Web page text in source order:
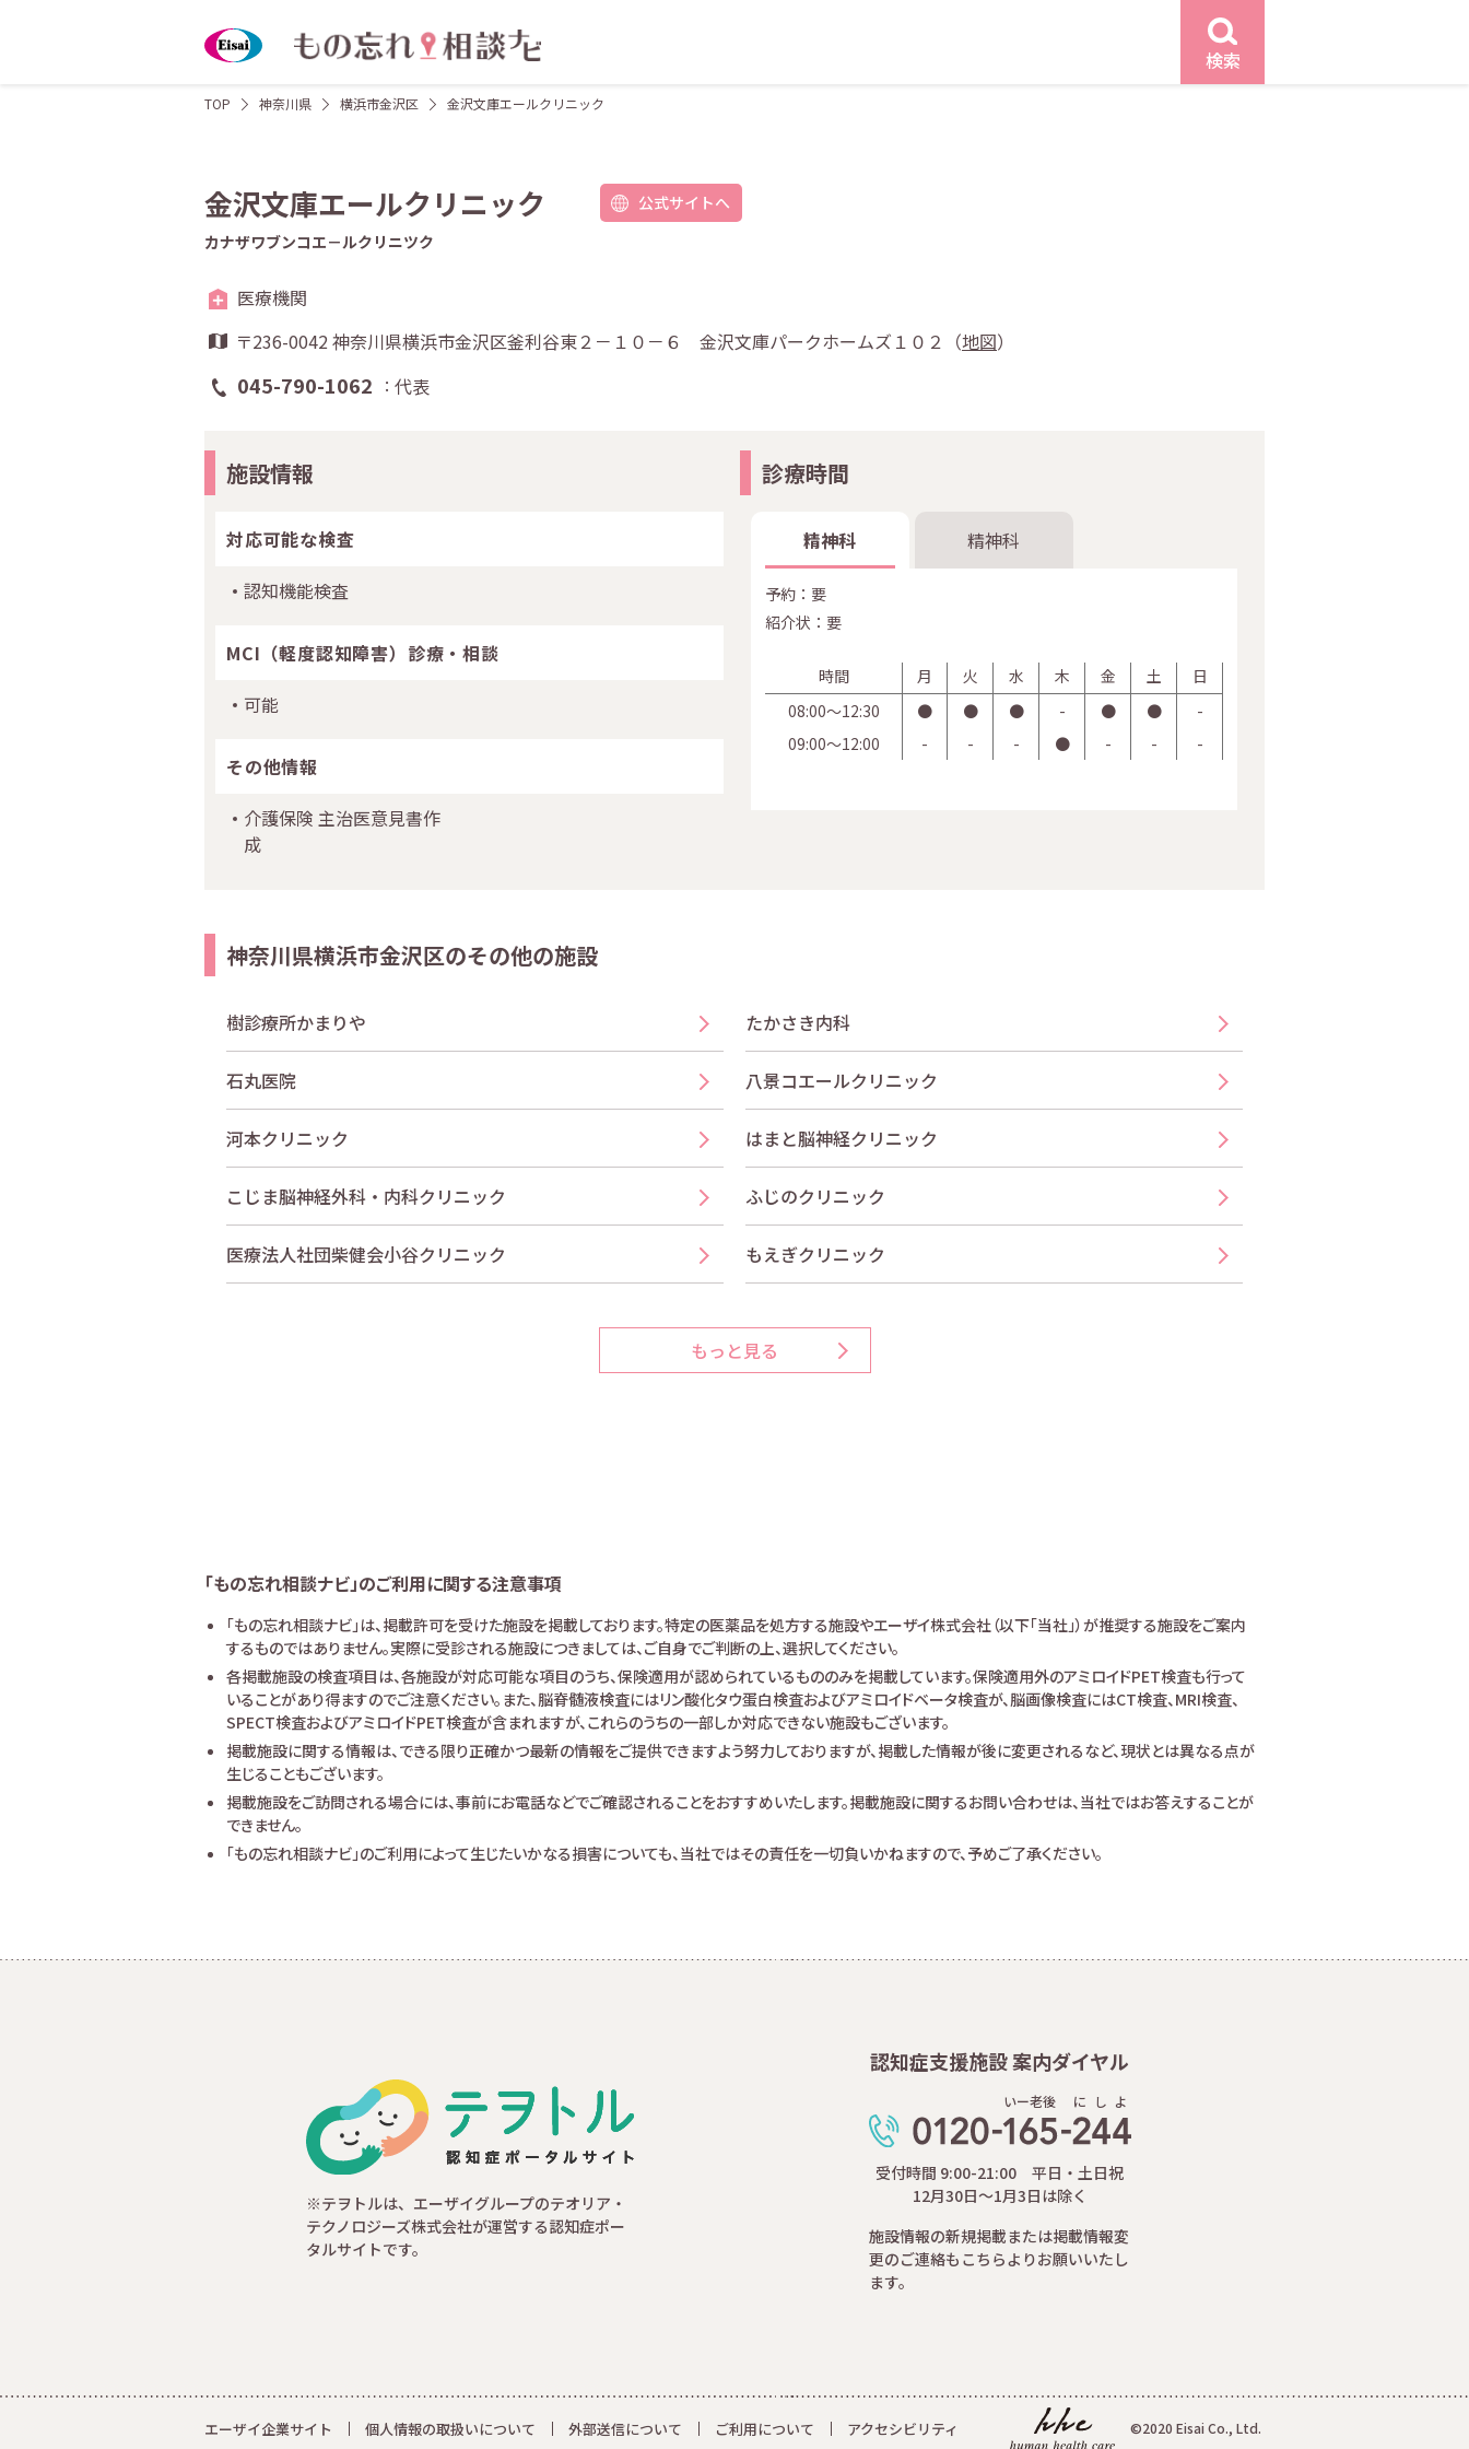
検索
TOP 神奈川県 横浜市金沢区 金沢文庫エールクリニック
金沢文庫エールクリニック
公式サイトへ
カナザワブンコエ－ルクリニツク
医療機関
〒236-0042 神奈川県横浜市金沢区釜利谷東２－１０－６ 金沢文庫パークホームズ１０２（地図）
045-790-1062 代表
施設情報
対応可能な検査
認知機能検査
MCI（軽度認知障害）診療・相談
可能
その他情報
介護保険 主治医意見書作
成
診療時間
精神科 精神科
予約：要
紹介状：要
時間 月 火 水 木 金 土
日
08:00〜12:30
● ● ● - ● ●
-
09:00〜12:00
- - - ● - - -
神奈川県横浜市金沢区のその他の施設
樹診療所かまりや
石丸医院
河本クリニック
こじま脳神経外科・内科クリニック
医療法人社団柴健会小谷クリニック
たかさき内科
八景コエールクリニック
はまと脳神経クリニック
ふじのクリニック
もえぎクリニック
もっと見る
「もの忘れ相談ナビ」のご利用に関する注意事項
「もの忘れ相談ナビ」は、掲載許可を受けた施設を掲載しております。特定の医薬品を処方する施設やエーザイ株式会社（以下「当社」）が推奨する施設をご案内
するものではありません。実際に受診される施設につきましては、ご自身でご判断の上、選択してください。
各掲載施設の検査項目は、各施設が対応可能な項目のうち、保険適用が認められているもののみを掲載しています。保険適用外のアミロイドPET検査も行って
いることがあり得ますのでご注意ください。また、脳脊髄液検査にはリン酸化タウ蛋白検査およびアミロイドベータ検査が、脳画像検査にはCT検査、MRI検査、
SPECT検査およびアミロイドPET検査が含まれますが、これらのうちの一部しか対応できない施設もございます。
掲載施設に関する情報は、できる限り正確かつ最新の情報をご提供できますよう努力しておりますが、掲載した情報が後に変更されるなど、現状とは異なる点が
生じることもございます。
掲載施設をご訪問される場合には、事前にお電話などでご確認されることをおすすめいたします。掲載施設に関するお問い合わせは、当社ではお答えすることが
できません。
「もの忘れ相談ナビ」のご利用によって生じたいかなる損害についても、当社ではその責任を一切負いかねますので、予めご了承ください。
認知症支援施設 案内ダイヤル
いー老後 に し よ
受付時間 9:00-21:00 平日・土日祝
12月30日～1月3日は除く
施設情報の新規掲載または掲載情報変
更のご連絡もこちらよりお願いいたし
ます。
※テヲトルは、エーザイグループのテオリア・
テクノロジーズ株式会社が運営する認知症ポー
タルサイトです。
エーザイ企業サイト 個人情報の取扱いについて 外部送信について ご利用について アクセシビリティ ©2020 Eisai Co., Ltd.